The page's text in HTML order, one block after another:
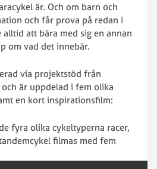
är. Och om barn och
och får prova på redan i
att bära med sig en annan
om vad det innebär.
via projektstöd från
är uppdelad i fem olika
en kort inspirationsfilm:
fyra olika cykeltyperna racer,
filmas med fem